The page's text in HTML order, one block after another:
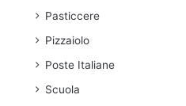
Pasticcere
Pizzaiolo
Poste Italiane
Scuola